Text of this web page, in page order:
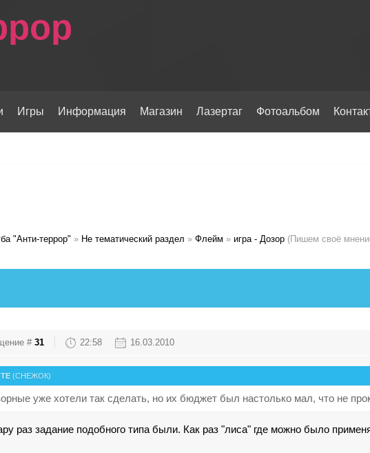
Игры Информация Магазин Лазертаг Фотоальбом
"Анти-террор" » Не тематический раздел » Флейм » игра - Дозор (Пишем своё
# 31 22:58 16.03.2010
(СНЕЖОК)
уже хотели так сделать, но их бюджет был настолько мал, что не
раз задание подобного типа были. Как раз "лиса" где можно было